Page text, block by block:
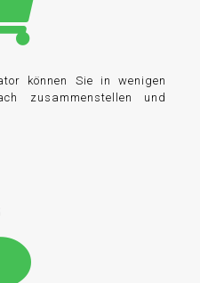
können Sie in wenigen
zusammenstellen und